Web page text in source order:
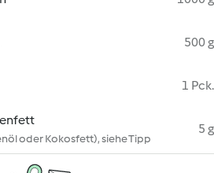
500 g
1 Pck.
oder Kokosfett), siehe Tipp
5 g